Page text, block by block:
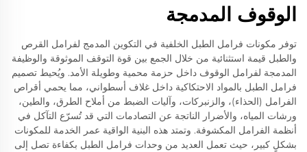
الوقوف المدمجة
توفر مكونات فرامل الطبل الخلفية في التكوين المدمج لفرامل القرص
والطبل قيمة استثنائية من خلال الجمع بين قوة التوقف الموثوقة والوظيفة
المدمجة لفرامل الوقوف داخل حزمة محمية وطويلة الأمد. ويُحيط تصميم
فرامل الطبل بالمواد الاحتكاكية داخل غلاف أسطواني، مما يحمي أقراص
الفرامل (الحذاء)، والزنبركات، وآليات الضبط من أملاح الطرق، والطين،
ورشات المياه، والأضرار الناتجة عن التصادمات التي قد تُسرّع التآكل في
أنظمة الفرامل المكشوفة. وتمتد هذه البنية الواقية عمر الخدمة للمكونات
بشكلٍ كبير، حيث تعمل العديد من وحدات فرامل الطبل بكفاءة تصل إلى